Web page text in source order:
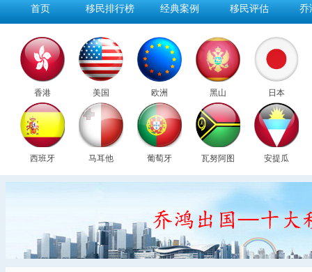
首页 移民排行榜 经典案例 移民评估 乔
香港 美国 欧洲 黑山 日本
西班牙 马耳他 葡萄牙 瓦努阿图 安提瓜